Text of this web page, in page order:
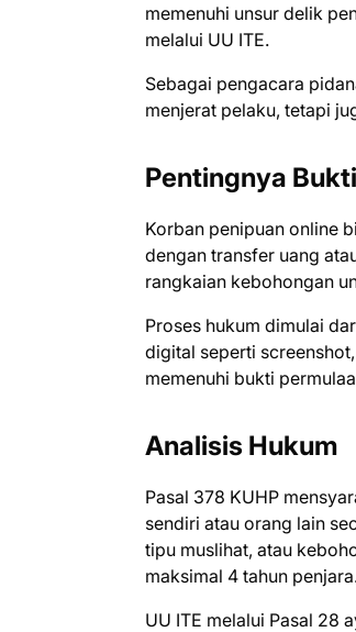
memenuhi unsur delik
melalui UU ITE.
Sebagai pengacara
menjerat pelaku, tetapi
Pentingnya
Korban penipuan online
dengan transfer uang
rangkaian kebohongan
Proses hukum dimulai
digital seperti
memenuhi bukti
Analisis Hukum
Pasal 378 KUHP
sendiri atau orang lain
tipu muslihat, atau
maksimal 4 tahun
UU ITE melalui Pasal 28